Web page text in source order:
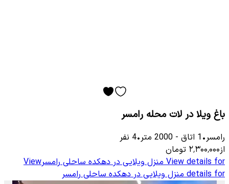
باغ ویلا در لات محله رامسر
رامسر•
1 اتاق -
2000 متر•
4 نفر
از۲٬۳۰۰٬۰۰۰ تومان
View details for منزل ویلایی در دهکده ساحلی رامسرView
details for منزل ویلایی در دهکده ساحلی رامسر